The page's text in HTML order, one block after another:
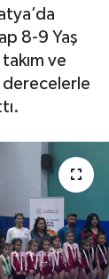
8-9 Yaş
takım ve